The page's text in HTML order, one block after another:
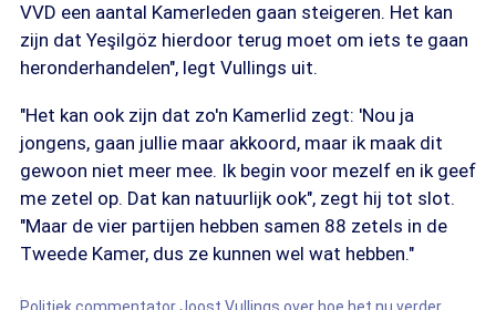
VVD een aantal Kamerleden gaan steigeren. Het kan
zijn dat Yeşilgöz hierdoor terug moet om iets te gaan
heronderhandelen", legt Vullings uit.
"Het kan ook zijn dat zo'n Kamerlid zegt: 'Nou ja
jongens, gaan jullie maar akkoord, maar ik maak dit
gewoon niet meer mee. Ik begin voor mezelf en ik geef
me zetel op. Dat kan natuurlijk ook", zegt hij tot slot.
"Maar de vier partijen hebben samen 88 zetels in de
Tweede Kamer, dus ze kunnen wel wat hebben."